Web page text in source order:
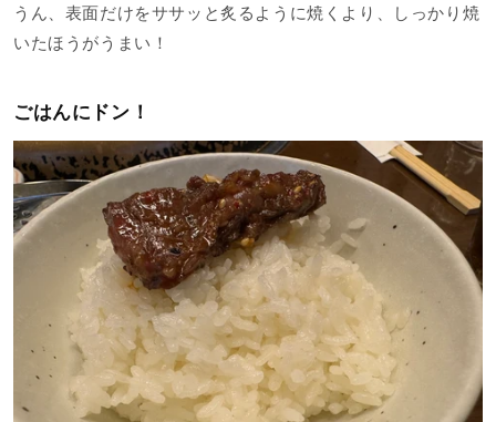
うん、表面だけをササッと炙るように焼くより、しっかり焼
いたほうがうまい！
ごはんにドン！